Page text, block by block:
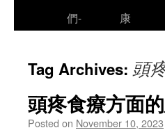
們-
康
Tag Archives: 頭
頭疼食療方面
Posted on November 10, 2023